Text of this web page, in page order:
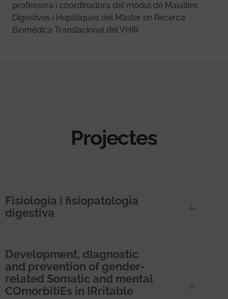
professora i coordinadora del mòdul de Malalties
Digestives i Hepàtiques del Màster en Recerca
Biomèdica Translacional del VHIR.
Projectes
Fisiologia i fisiopatologia
digestiva
Development, dIagnostic
and prevention of gender-
related Somatic and mental
COmorbitiEs in IRritable